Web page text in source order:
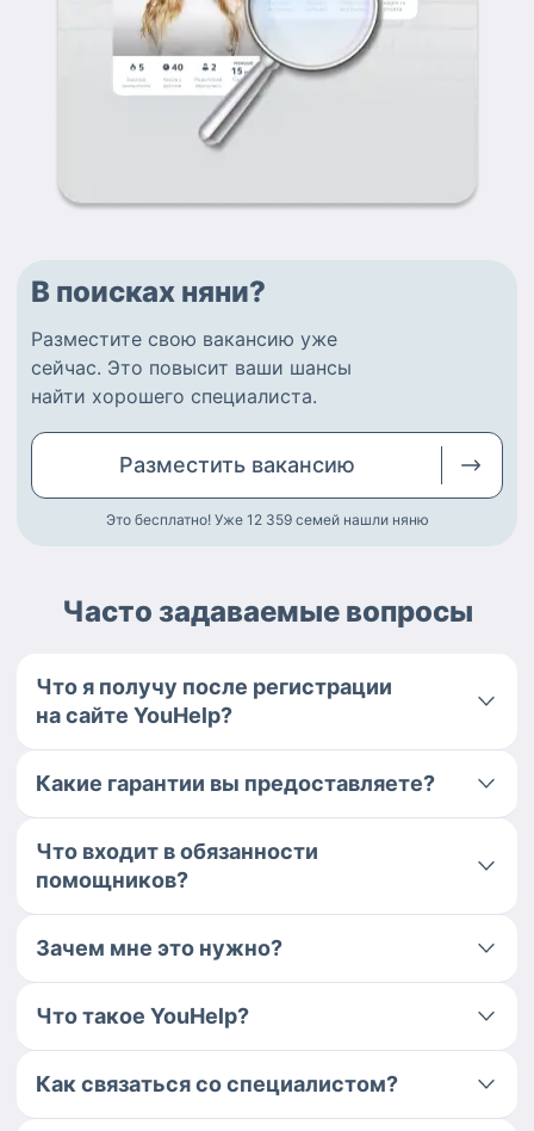
В поисках няни?
Разместите свою вакансию уже
сейчас. Это повысит ваши шансы
найти хорошего специалиста.
Разместить вакансию
Это бесплатно! Уже 12 359 семей нашли няню
Часто задаваемые вопросы
Что я получу после регистрации
на сайте YouHelp?
Какие гарантии вы предоставляете?
Что входит в обязанности
помощников?
Зачем мне это нужно?
Что такое YouHelp?
Как связаться со специалистом?